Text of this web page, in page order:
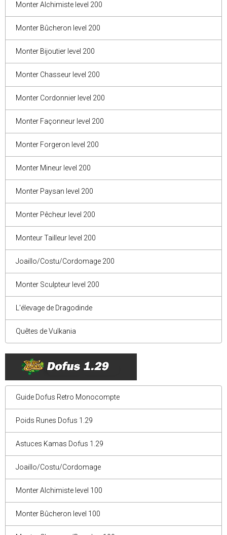
Monter Alchimiste level 200
Monter Bûcheron level 200
Monter Bijoutier level 200
Monter Chasseur level 200
Monter Cordonnier level 200
Monter Façonneur level 200
Monter Forgeron level 200
Monter Mineur level 200
Monter Paysan level 200
Monter Pêcheur level 200
Monteur Tailleur level 200
Joaillo/Costu/Cordomage 200
Monter Sculpteur level 200
L'élevage de Dragodinde
Quêtes de Vulkania
Guide Dofus Retro Monocompte
Poids Runes Dofus 1.29
Astuces Kamas Dofus 1.29
Joaillo/Costu/Cordomage
Monter Alchimiste level 100
Monter Bûcheron level 100